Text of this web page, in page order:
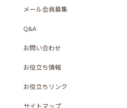
メール会員募集
Q&A
お問い合わせ
お役立ち情報
お役立ちリンク
サイトマップ